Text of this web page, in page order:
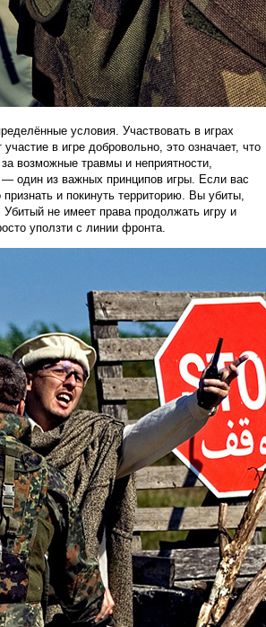
условия. Участвовать в играх
в игре добровольно, это означает, что
возможные травмы и неприятности,
один из важных принципов игры. Если вас
и покинуть территорию. Вы убиты,
не имеет права продолжать игру и
уползти с линии фронта.